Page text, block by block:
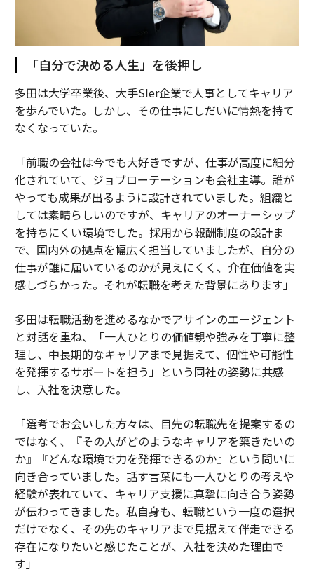
「自分で決める人生」を後押し
多田は大学卒業後、大手SIer企業で人事としてキャリア
を歩んでいた。しかし、その仕事にしだいに情熱を持て
なくなっていた。
「前職の会社は今でも大好きですが、仕事が高度に細分
化されていて、ジョブローテーションも会社主導。誰が
やっても成果が出るように設計されていました。組織と
しては素晴らしいのですが、キャリアのオーナーシップ
を持ちにくい環境でした。採用から報酬制度の設計ま
で、国内外の拠点を幅広く担当していましたが、自分の
仕事が誰に届いているのかが見えにくく、介在価値を実
感しづらかった。それが転職を考えた背景にあります」
多田は転職活動を進めるなかでアサインのエージェント
と対話を重ね、「一人ひとりの価値観や強みを丁寧に整
理し、中長期的なキャリアまで見据えて、個性や可能性
を発揮するサポートを担う」という同社の姿勢に共感
し、入社を決意した。
「選考でお会いした方々は、目先の転職先を提案するの
ではなく、『その人がどのようなキャリアを築きたいの
か』『どんな環境で力を発揮できるのか』という問いに
向き合っていました。話す言葉にも一人ひとりの考えや
経験が表れていて、キャリア支援に真摯に向き合う姿勢
が伝わってきました。私自身も、転職という一度の選択
だけでなく、その先のキャリアまで見据えて伴走できる
存在になりたいと感じたことが、入社を決めた理由で
す」